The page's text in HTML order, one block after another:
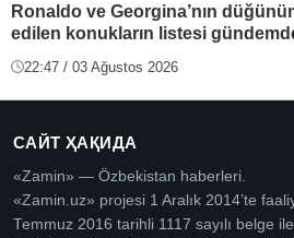
Ronaldo ve Georgina’nın
edilen konukların listesi
22:47 / 03 Ağustos 2026
САЙТ ҲАҚИДА
«Zamin» — Özbekistan haberleri.
«Zamin.uz» projesi 1 Aralık 2014’te
Temmuz 2016 tarihli 1117 sayılı belge